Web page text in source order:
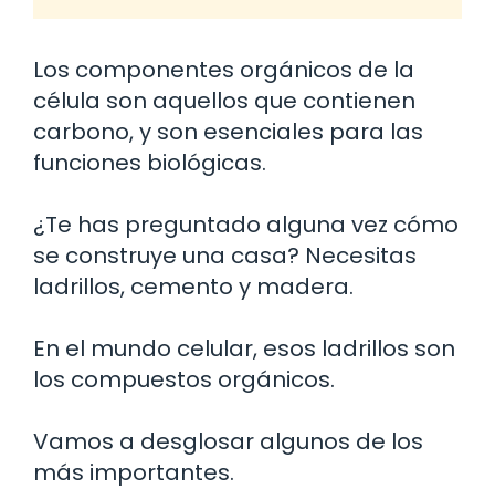
Los componentes orgánicos de la
célula son aquellos que contienen
carbono, y son esenciales para las
funciones biológicas.
¿Te has preguntado alguna vez cómo
se construye una casa? Necesitas
ladrillos, cemento y madera.
En el mundo celular, esos ladrillos son
los compuestos orgánicos.
Vamos a desglosar algunos de los
más importantes.